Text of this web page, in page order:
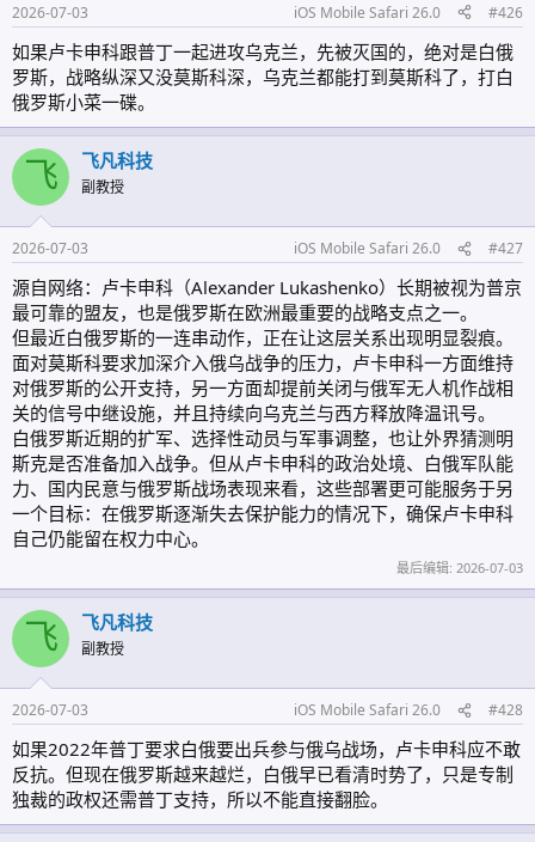
2026-07-03 iOS Mobile Safari 26.0 #426
如果卢卡申科跟普丁一起进攻乌克兰，先被灭国的，绝对是白俄
罗斯，战略纵深又没莫斯科深，乌克兰都能打到莫斯科了，打白
俄罗斯小菜一碟。
飞 飞凡科技
副教授
2026-07-03 iOS Mobile Safari 26.0 #427
源自网络：卢卡申科（Alexander Lukashenko）长期被视为普京
最可靠的盟友，也是俄罗斯在欧洲最重要的战略支点之一。
但最近白俄罗斯的一连串动作，正在让这层关系出现明显裂痕。
面对莫斯科要求加深介入俄乌战争的压力，卢卡申科一方面维持
对俄罗斯的公开支持，另一方面却提前关闭与俄军无人机作战相
关的信号中继设施，并且持续向乌克兰与西方释放降温讯号。
白俄罗斯近期的扩军、选择性动员与军事调整，也让外界猜测明
斯克是否准备加入战争。但从卢卡申科的政治处境、白俄军队能
力、国内民意与俄罗斯战场表现来看，这些部署更可能服务于另
一个目标：在俄罗斯逐渐失去保护能力的情况下，确保卢卡申科
自己仍能留在权力中心。
最后编辑: 2026-07-03
飞 飞凡科技
副教授
2026-07-03 iOS Mobile Safari 26.0 #428
如果2022年普丁要求白俄要出兵参与俄乌战场，卢卡申科应不敢
反抗。但现在俄罗斯越来越烂，白俄早已看清时势了，只是专制
独裁的政权还需普丁支持，所以不能直接翻脸。